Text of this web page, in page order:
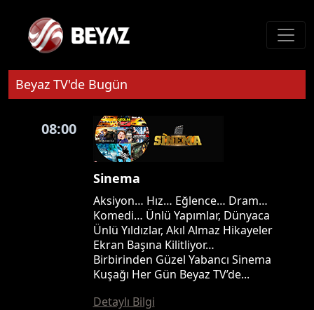
Beyaz TV'de Bugün
08:00
Sinema
Aksiyon… Hız… Eğlence… Dram…
Komedi… Ünlü Yapımlar, Dünyaca
Ünlü Yıldızlar, Akıl Almaz Hikayeler
Ekran Başına Kilitliyor…
Birbirinden Güzel Yabancı Sinema
Kuşağı Her Gün Beyaz TV’de...
Detaylı Bilgi